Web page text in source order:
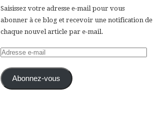
Saisissez votre adresse e-mail pour vous
abonner à ce blog et recevoir une notification de
chaque nouvel article par e-mail.
Adresse
mail Abonnez-vous